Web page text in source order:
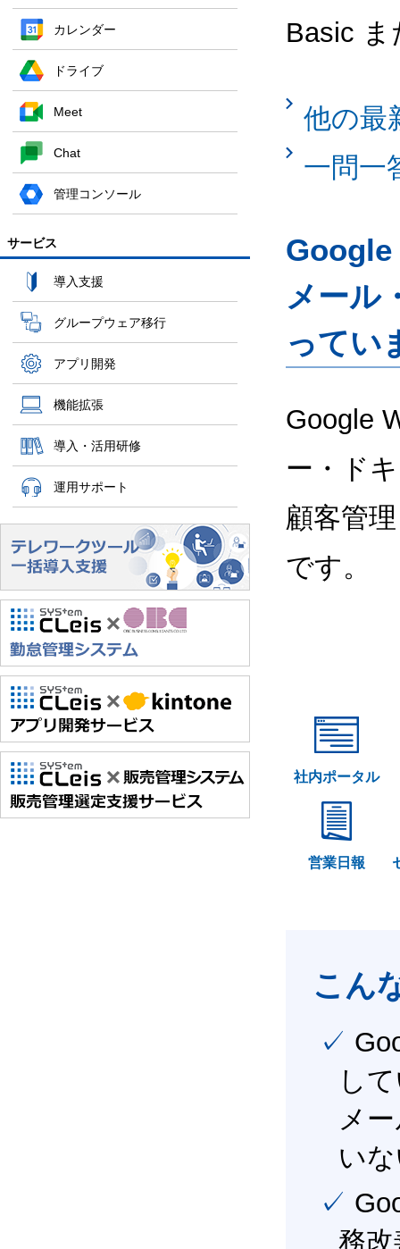
カレンダー
ドライブ
Meet
Chat
管理コンソール
サービス
導入支援
グループウェア移行
アプリ開発
機能拡張
導入・活用研修
運用サポート
Basic
他の最
一問一
Google
メール
ってい
Google
ー・ド
顧客管
です。
社内ポータル
営業日報
こん
✓ Google Workspace（旧G Suite） を社内で導入
し
メ
い
✓ Google Workspace（旧G Suite） を活用し、業
務